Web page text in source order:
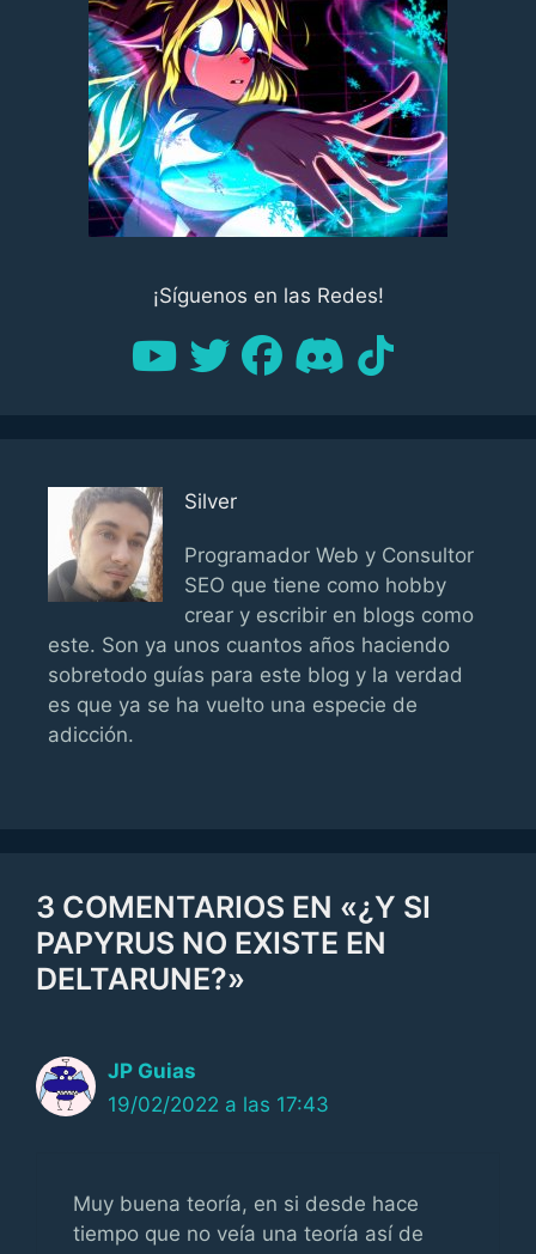
¡Síguenos en las Redes!
Silver
Programador Web y Consultor
SEO que tiene como hobby
crear y escribir en blogs como
este. Son ya unos cuantos años haciendo
sobretodo guías para este blog y la verdad
es que ya se ha vuelto una especie de
adicción.
3 COMENTARIOS EN «¿Y SI
PAPYRUS NO EXISTE EN
DELTARUNE?»
JP Guias
19/02/2022 a las 17:43
Muy buena teoría, en si desde hace
tiempo que no veía una teoría así de